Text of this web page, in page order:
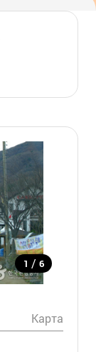
1 / 6
Карта